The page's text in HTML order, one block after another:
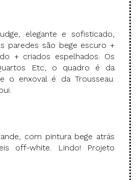
elegante e sofisticado,
paredes são bege escuro +
+ criados espelhados. Os
Etc, o quadro é da
o enxoval é da Trousseau.
com pintura bege atrás
off-white. Lindo! Projeto